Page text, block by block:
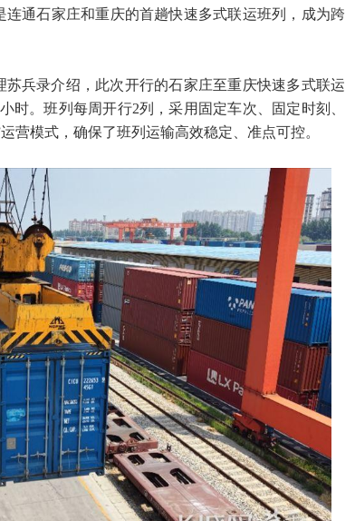
通石家庄和重庆的首趟快速多式联运班列，成为跨
兵录介绍，此次开行的石家庄至重庆快速多式联运
时。班列每周开行2列，采用固定车次、固定时刻、
营模式，确保了班列运输高效稳定、准点可控。